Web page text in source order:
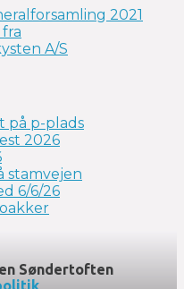
2021
A/S
på p-plads
2026
stamvejen
6/6/26
Søndertoften